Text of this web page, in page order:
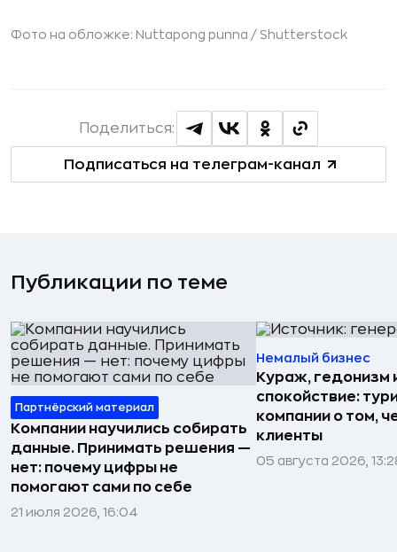
Фото на обложке: Nuttapong punna / Shutterstock
Подписаться на телеграм-канал
Поделиться:
Публикации по теме
Партнёрский материал
Компании научились собирать
данные. Принимать решения —
нет: почему цифры не
помогают сами по себе
21 июля 2026, 16:04
Немалый бизнес
Кураж, гедонизм
спокойствие:
компании о том,
клиенты
05 августа 2026,